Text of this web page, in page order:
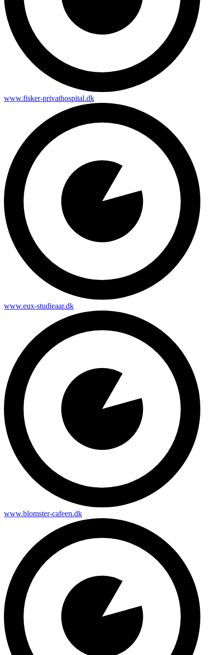
www.fisker-privathospital.dk
www.eux-studieaar.dk
www.blomster-cafeen.dk